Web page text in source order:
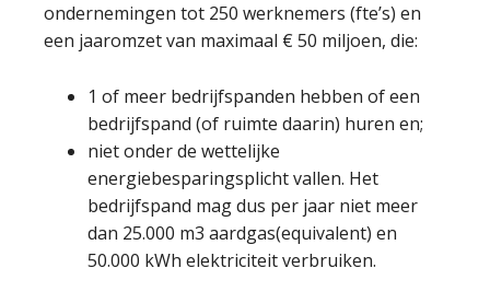
ondernemingen tot 250 werknemers (fte’s) en
een jaaromzet van maximaal € 50 miljoen, die:
1 of meer bedrijfspanden hebben of een
bedrijfspand (of ruimte daarin) huren en;
niet onder de wettelijke
energiebesparingsplicht vallen. Het
bedrijfspand mag dus per jaar niet meer
dan 25.000 m3 aardgas(equivalent) en
50.000 kWh elektriciteit verbruiken.